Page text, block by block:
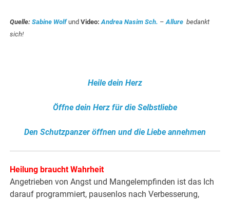
Quelle: Sabine WolfundVideo: Andrea Nasim Sch. –Allure bedankt
sich!
Heile dein Herz
Öffne dein Herz für die Selbstliebe
Den Schutzpanzer öffnen und die Liebe annehmen
Heilung braucht Wahrheit
Angetrieben von Angst und Mangelempfinden ist das Ich
darauf programmiert, pausenlos nach Verbesserung,